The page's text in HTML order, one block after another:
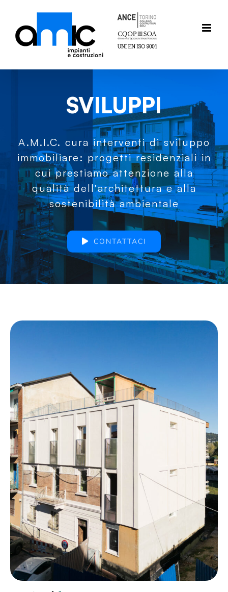
contenuto
SVILUPPI
A.M.I.C. cura interventi di sviluppo
immobiliare: progetti residenziali in
cui prestiamo attenzione alla
qualità dell'architettura e alla
sostenibilità ambientale
CONTATTACI